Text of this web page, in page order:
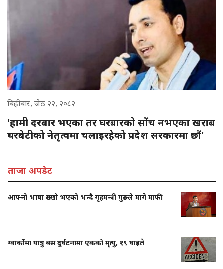
बिहीबार, जेठ २२, २०८२
'हामी दरबार भएका तर घरबारको सोंच नभएका खराब
घरबेटीको नेतृत्वमा चलाइरहेको प्रदेश सरकारमा छौं'
ताजा अपडेट
आफ्नो भाषा रुख्खो भएको भन्दै गृहमन्त्री गुरुङले मागे माफी
ग्वार्कोमा यात्रु बस दुर्घटनामा एकको मृत्यु, १९ घाइते